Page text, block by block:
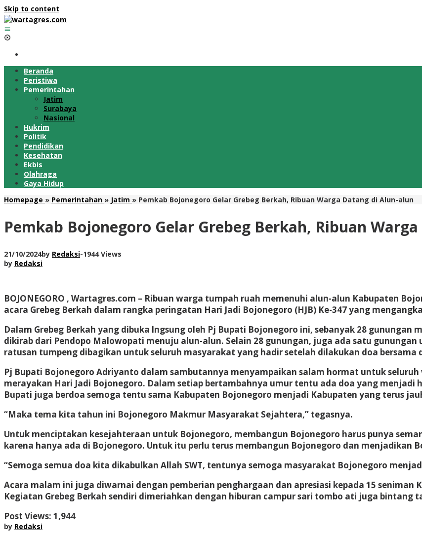
Skip to content
Beranda
Peristiwa
Pemerintahan
Jatim
Surabaya
Nasional
Hukrim
Politik
Pendidikan
Kesehatan
Ekbis
Olahraga
Gaya Hidup
Homepage » Pemerintahan » Jatim » Pemkab Bojonegoro Gelar Grebeg Berkah, Ribuan Warga Datang di Alun-alun
Pemkab Bojonegoro Gelar Grebeg Berkah, Ribuan
21/10/2024by Redaksi-1944 Views
by Redaksi
BOJONEGORO , Wartagres.com – Ribuan warga tumpah ruah memenuhi alun-alun Kabupaten
acara Grebeg Berkah dalam rangka peringatan Hari Jadi Bojonegoro (HJB) Ke-347 yang
Dalam Grebeg Berkah yang dibuka lngsung oleh Pj Bupati Bojonegoro ini, sebanyak 28
dikirab dari Pendopo Malowopati menuju alun-alun. Selain 28 gunungan, juga ada satu
ratusan tumpeng dibagikan untuk seluruh masyarakat yang hadir setelah dilakukan doa bersama
Pj Bupati Bojonegoro Adriyanto dalam sambutannya menyampaikan salam hormat untuk
merayakan Hari Jadi Bojonegoro. Dalam setiap bertambahnya umur tentu ada doa yang menjadi
Bupati juga berdoa semoga tentu sama Kabupaten Bojonegoro menjadi Kabupaten yang terus
“Maka tema kita tahun ini Bojonegoro Makmur Masyarakat Sejahtera,” tegasnya.
Untuk menciptakan kesejahteraan untuk Bojonegoro, membangun Bojonegoro harus punya
karena hanya ada di Bojonegoro. Untuk itu perlu terus membangun Bojonegoro dan menjadikan
“Semoga semua doa kita dikabulkan Allah SWT, tentunya semoga masyarakat Bojonegoro
Acara malam ini juga diwarnai dengan pemberian penghargaan dan apresiasi kepada 15
Kegiatan Grebeg Berkah sendiri dimeriahkan dengan hiburan campur sari tombo ati juga bintang
Post Views: 1,944
by Redaksi